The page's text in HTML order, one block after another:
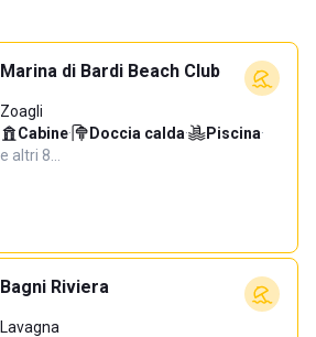
Marina di Bardi Beach Club
Zoagli
Cabine· Doccia calda· Piscina·
e altri 8…
Bagni Riviera
Lavagna